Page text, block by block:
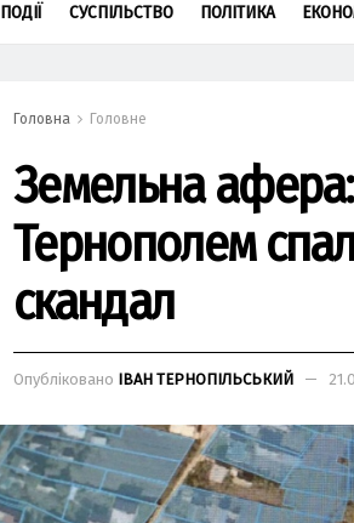
ПОДІЇ СУСПІЛЬСТВО ПОЛІТИКА
Головна Головне
Земельна афера:
Тернополем
скандал
Опубліковано ІВАН ТЕРНОПІЛЬСЬКИЙ